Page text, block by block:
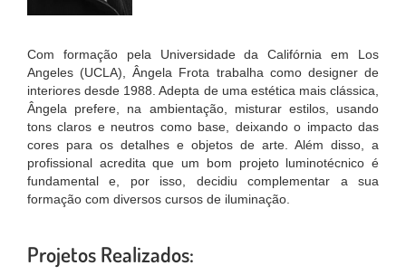
Com formação pela Universidade da Califórnia em Los
Angeles (UCLA), Ângela Frota trabalha como designer de
interiores desde 1988. Adepta de uma estética mais clássica,
Ângela prefere, na ambientação, misturar estilos, usando
tons claros e neutros como base, deixando o impacto das
cores para os detalhes e objetos de arte. Além disso, a
profissional acredita que um bom projeto luminotécnico é
fundamental e, por isso, decidiu complementar a sua
formação com diversos cursos de iluminação.
Projetos Realizados: